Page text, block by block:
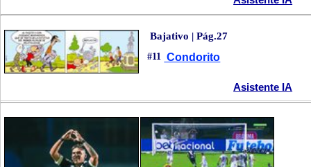
Bajativo | Pág.27
#11 Condorito
Asistente IA